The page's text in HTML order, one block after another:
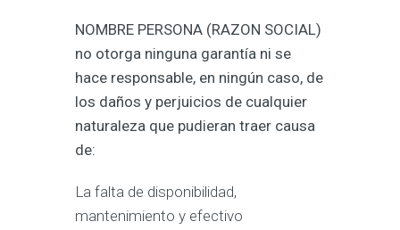
NOMBRE PERSONA (RAZON SOCIAL)
no otorga ninguna garantía ni se
hace responsable, en ningún caso, de
los daños y perjuicios de cualquier
naturaleza que pudieran traer causa
de:
La falta de disponibilidad,
mantenimiento y efectivo